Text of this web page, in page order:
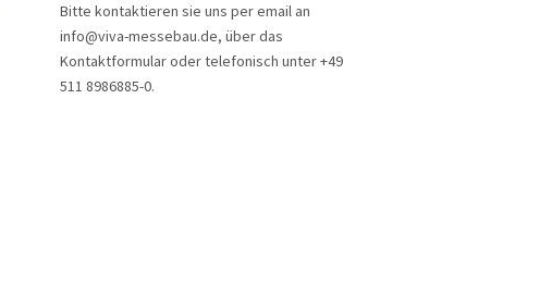
Bitte kontaktieren sie uns per email an
info@viva-messebau.de, über das
Kontaktformular oder telefonisch unter +49
511 8986885-0.